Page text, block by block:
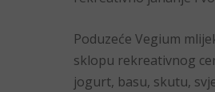
Poduzeće Vegium
sklopu rekreativnog
jogurt, basu, skutu,